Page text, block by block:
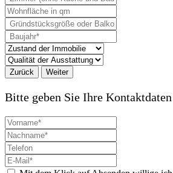
Zurück Weiter
Bitte geben Sie Ihre Kontaktdaten